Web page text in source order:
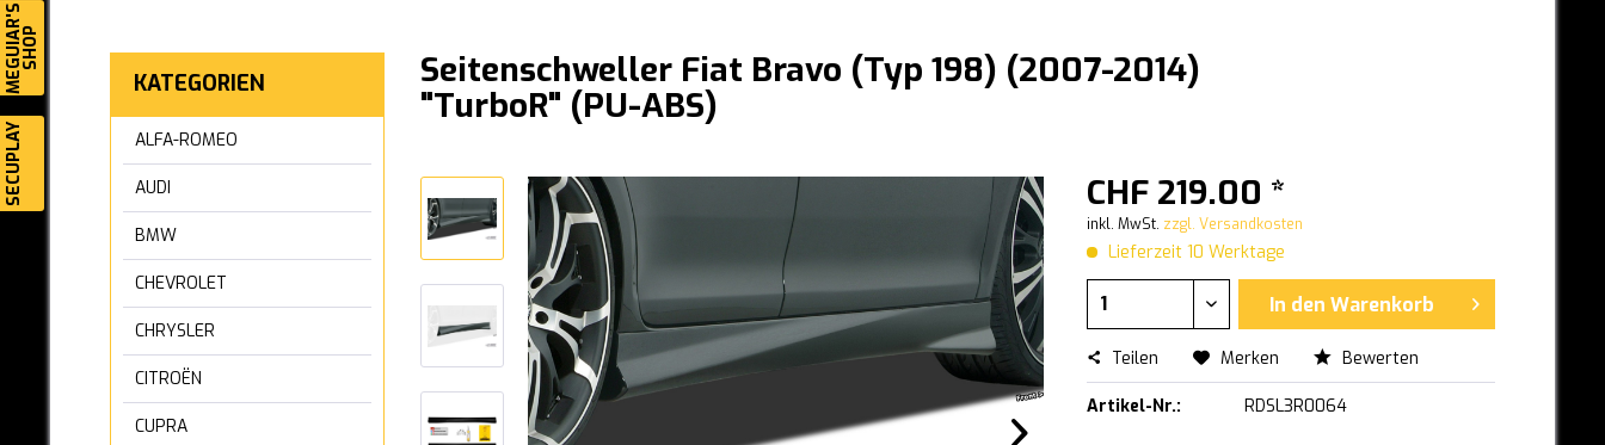
MEGUIAR'SSHOP
SECUPLAY
KATEGORIEN
ALFA-ROMEO
AUDI
BMW
CHEVROLET
CHRYSLER
CITROËN
CUPRA
Seitenschweller Fiat Bravo (Typ 198) (2007-2014)
"TurboR" (PU-ABS)
CHF 219.00 *
inkl. MwSt. zzgl. Versandkosten
Lieferzeit 10 Werktage
In den Warenkorb
Teilen Merken Bewerten
Artikel-Nr.: RDSL3R0064